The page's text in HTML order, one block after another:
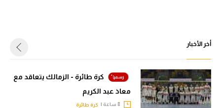
أخر الأخبار
كرة طائرة - الزمالك يتعاقد مع
معاذ عبد الكريم
كرة طائرة